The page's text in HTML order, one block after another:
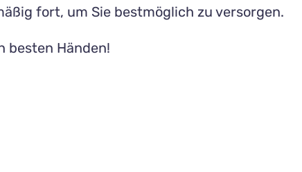
fort, um Sie best­möglich zu versorgen.
besten Händen!